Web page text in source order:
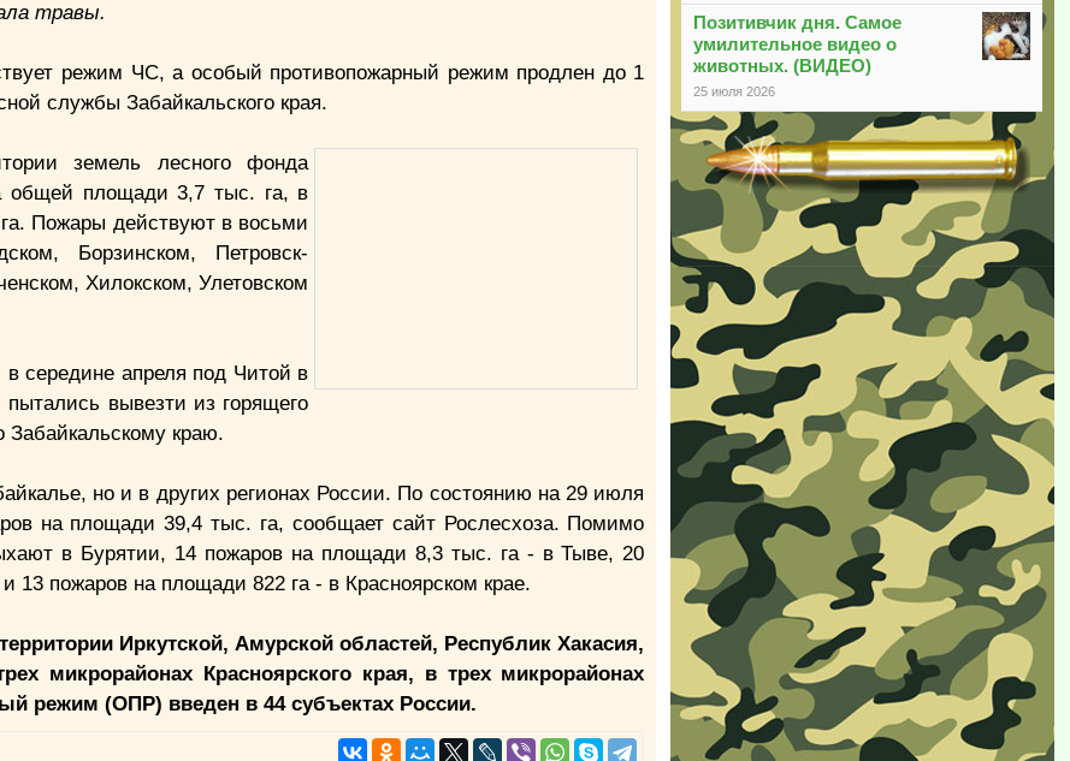
Позитивчик дня. Самое
умилительное видео о
животных. (ВИДЕО)
25 июля 2026
травы.
режим ЧС, а особый противопожарный режим продлен до 1
службы Забайкальского края.
земель лесного фонда
общей площади 3,7 тыс. га, в
Пожары действуют в восьми
Борзинском, Петровск-
Хилокском, Улетовском
середине апреля под Читой в
пытались вывезти из горящего
Забайкальскому краю.
но и в других регионах России. По состоянию на 29 июля
на площади 39,4 тыс. га, сообщает сайт Рослесхоза. Помимо
в Бурятии, 14 пожаров на площади 8,3 тыс. га - в Тыве, 20
13 пожаров на площади 822 га - в Красноярском крае.
Иркутской, Амурской областей, Республик Хакасия,
микрорайонах Красноярского края, в трех микрорайонах
режим (ОПР) введен в 44 субъектах России.